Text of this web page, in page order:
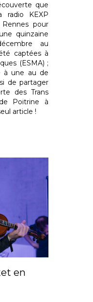
que
radio KEXP
pour
quinzaine
au
captées à
(ESMA) ;
à une au de
de partager
des Trans
Poitrine à
article !
en